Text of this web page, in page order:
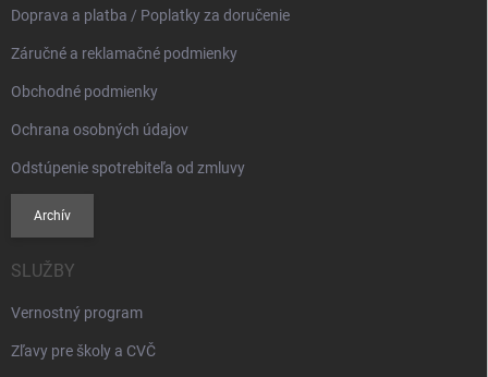
Doprava a platba / Poplatky za doručenie
Záručné a reklamačné podmienky
Obchodné podmienky
Ochrana osobných údajov
Odstúpenie spotrebiteľa od zmluvy
Archív
SLUŽBY
Vernostný program
Zľavy pre školy a CVČ